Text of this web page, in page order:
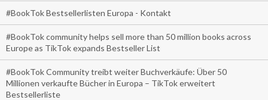
#BookTok Bestsellerlisten Europa - Kontakt
#BookTok community helps sell more than 50 million books across
Europe as TikTok expands Bestseller List
#BookTok Community treibt weiter Buchverkäufe: Über 50
Millionen verkaufte Bücher in Europa – TikTok erweitert
Bestsellerliste